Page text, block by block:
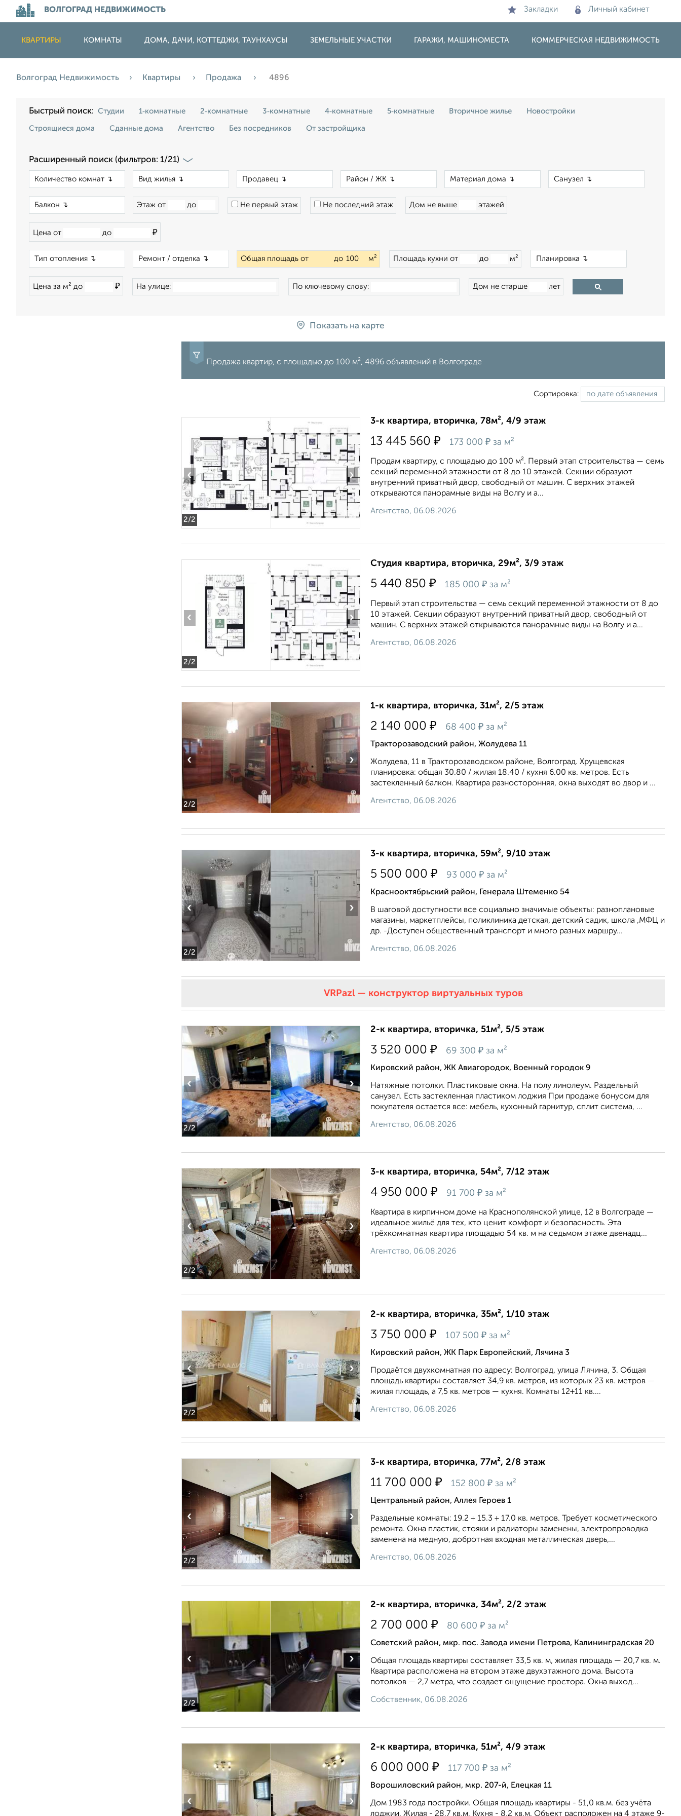
ВОЛГОГРАД НЕДВИЖИМОСТЬ Закладки Личный кабинет
КВАРТИРЫ КОМНАТЫ ДОМА, ДАЧИ, КОТТЕДЖИ, ТАУНХАУСЫ ЗЕМЕЛЬНЫЕ УЧАСТКИ ГАРАЖИ, МАШИНОМЕСТА КОММЕРЧЕСКАЯ НЕДВИЖИМОСТЬ
Волгоград Недвижимость Квартиры Продажа 4896
Быстрый поиск: Студии 1‑комнатные 2‑комнатные 3‑комнатные 4‑комнатные 5‑комнатные Вторичное жилье Новостройки
Строящиеся дома Сданные дома Агентство Без посредников От застройщика
Расширенный поиск (фильтров: 1/21)
Этаж от до Не первый этаж Не последний этаж Дом не выше этажей
Цена от до ₽
Общая площадь от до м² Площадь кухни от до м²
Цена за м² до ₽ На улице: По ключевому слову: Дом не старше лет
Показать на карте
Продажа квартир, c площадью до 100 м², 4896 объявлений в Волгограде
Сортировка:
2/2
‹ ›
3-к квартира, вторичка, 78м², 4/9 этаж
13 445 560 ₽ 173 000 ₽ за м²
Продам квартиру, c площадью до 100 м². Первый этап строительства — семь
секций переменной этажности от 8 до 10 этажей. Секции образуют
внутренний приватный двор, свободный от машин. С верхних этажей
открываются панорамные виды на Волгу и а...
Агентство, 06.08.2026
2/2
‹ ›
Студия квартира, вторичка, 29м², 3/9 этаж
5 440 850 ₽ 185 000 ₽ за м²
Первый этап строительства — семь секций переменной этажности от 8 до
10 этажей. Секции образуют внутренний приватный двор, свободный от
машин. С верхних этажей открываются панорамные виды на Волгу и а...
Агентство, 06.08.2026
2/2
‹ ›
1-к квартира, вторичка, 31м², 2/5 этаж
2 140 000 ₽ 68 400 ₽ за м²
Тракторозаводский район, Жолудева 11
Жолудева, 11 в Тракторозаводском районе, Волгоград. Хрущевская
планировка: общая 30.80 / жилая 18.40 / кухня 6.00 кв. метров. Есть
застекленный балкон. Квартира разносторонняя, окна выходят во двор и ...
Агентство, 06.08.2026
2/2
‹ ›
3-к квартира, вторичка, 59м², 9/10 этаж
5 500 000 ₽ 93 000 ₽ за м²
Краснооктябрьский район, Генерала Штеменко 54
В шаговой доступности все социально значимые объекты: разноплановые
магазины, маркетплейсы, поликлиника детская, детский садик, школа ,МФЦ и
др. -Доступен общественный транспорт и много разных маршру...
Агентство, 06.08.2026
VRPazl — конструктор виртуальных туров
2/2
‹ ›
2-к квартира, вторичка, 51м², 5/5 этаж
3 520 000 ₽ 69 300 ₽ за м²
Кировский район, ЖК Авиагородок, Военный городок 9
Натяжные потолки. Пластиковые окна. На полу линолеум. Раздельный
санузел. Есть застекленная пластиком лоджия При продаже бонусом для
покупателя остается все: мебель, кухонный гарнитур, сплит система, ...
Агентство, 06.08.2026
2/2
‹ ›
3-к квартира, вторичка, 54м², 7/12 этаж
4 950 000 ₽ 91 700 ₽ за м²
Квартира в кирпичном доме на Краснополянской улице, 12 в Волгограде —
идеальное жильё для тех, кто ценит комфорт и безопасность. Эта
трёхкомнатная квартира площадью 54 кв. м на седьмом этаже двенадц...
Агентство, 06.08.2026
2/2
‹ ›
2-к квартира, вторичка, 35м², 1/10 этаж
3 750 000 ₽ 107 500 ₽ за м²
Кировский район, ЖК Парк Европейский, Лячина 3
Продаётся двухкомнатная по адресу: Волгоград, улица Лячина, 3. Общая
площадь квартиры составляет 34,9 кв. метров, из которых 23 кв. метров —
жилая площадь, а 7,5 кв. метров — кухня. Комнаты 12+11 кв....
Агентство, 06.08.2026
2/2
‹ ›
3-к квартира, вторичка, 77м², 2/8 этаж
11 700 000 ₽ 152 800 ₽ за м²
Центральный район, Аллея Героев 1
Раздельные комнаты: 19.2 + 15.3 + 17.0 кв. метров. Требует косметического
ремонта. Окна пластик, стояки и радиаторы заменены, электропроводка
заменена на медную, добротная входная металлическая дверь,...
Агентство, 06.08.2026
2/2
‹ ›
2-к квартира, вторичка, 34м², 2/2 этаж
2 700 000 ₽ 80 600 ₽ за м²
Советский район, мкр. пос. Завода имени Петрова, Калининградская 20
Общая площадь квартиры составляет 33,5 кв. м, жилая площадь — 20,7 кв. м.
Квартира расположена на втором этаже двухэтажного дома. Высота
потолков — 2,7 метра, что создает ощущение простора. Окна выход...
Собственник, 06.08.2026
‹ ›
2-к квартира, вторичка, 51м², 4/9 этаж
6 000 000 ₽ 117 700 ₽ за м²
Ворошиловский район, мкр. 207-й, Елецкая 11
Дом 1983 года постройки. Общая площадь квартиры - 51,0 кв.м. без учёта
лоджии. Жилая - 28,7 кв.м. Кухня - 8,2 кв.м. Объект расположен на 4 этаже 9-